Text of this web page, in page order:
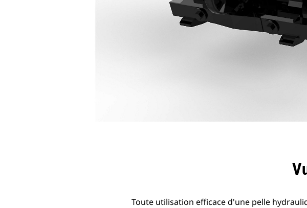
Toute utilisation efficace d'une pelle